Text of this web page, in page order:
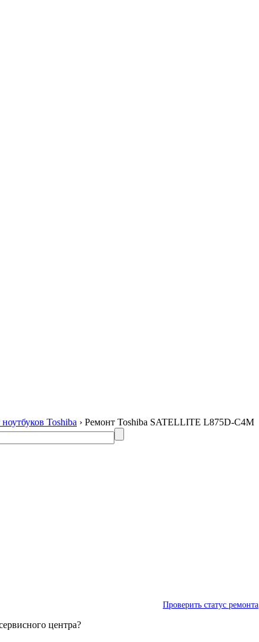
Toshiba › Ремонт Toshiba SATELLITE L875D-C4M
Проверить статус ремонта
центра?